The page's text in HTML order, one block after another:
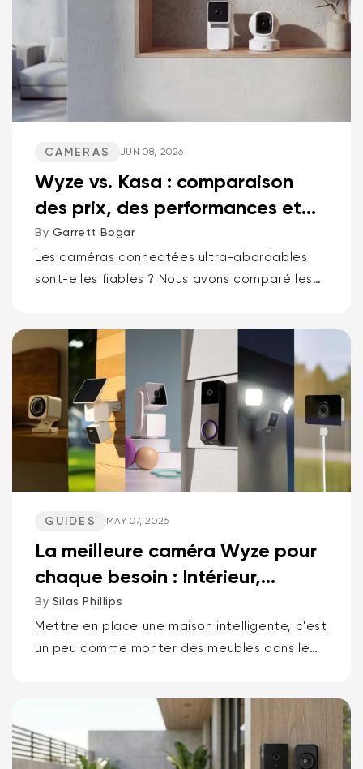
CAMERAS JUN 08, 2026
Wyze vs. Kasa : comparaison
des prix, des performances et
des fonctionnalités
By Garrett Bogar
Les caméras connectées ultra-abordables
sont-elles fiables ? Nous avons comparé les
sonnettes vidéo. Spoiler : une marque...
GUIDES MAY 07, 2026
La meilleure caméra Wyze pour
chaque besoin : Intérieur,
Extérieur, Animaux d...
By Silas Phillips
Mettre en place une maison intelligente, c'est
un peu comme monter des meubles dans le